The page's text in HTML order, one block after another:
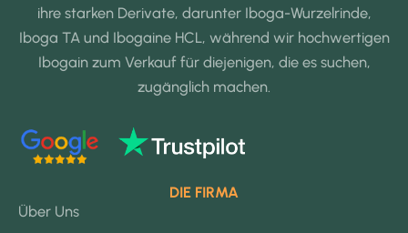
ihre starken Derivate, darunter Iboga-Wurzelrinde,
Iboga TA und Ibogaine HCL, während wir hochwertigen
Ibogain zum Verkauf für diejenigen, die es suchen,
zugänglich machen.
DIE FIRMA
Über Uns